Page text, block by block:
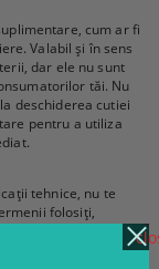
cum ar fi
Valabil și în sens
dar ele nu sunt
tăi. Nu
deschiderea cutiei
pentru a utiliza
tehnice, nu te
folosiți,